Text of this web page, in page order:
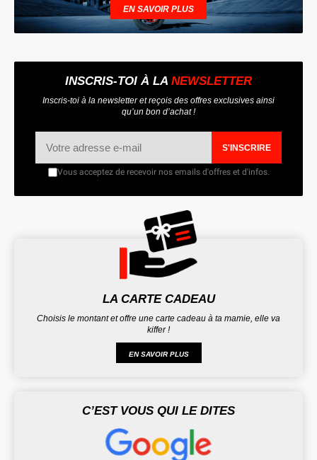
EN SAVOIR PLUS
INSCRIS-TOI À LA NEWSLETTER
Inscris-toi à la newsletter et reçois des offres exclusives ainsi
qu’un bon d’achat !
S'INSCRIRE
Vous acceptez de recevoir nos emails d'offres et d'infos.
LA CARTE CADEAU
Choisis le montant et offre une carte cadeau à ta mamie, elle va
kiffer !
EN SAVOIR PLUS
C’EST VOUS QUI LE DITES